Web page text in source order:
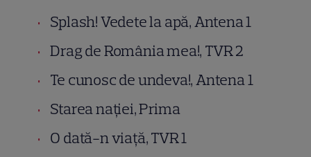
Splash! Vedete la apă, Antena 1
Drag de România mea!, TVR 2
Te cunosc de undeva!, Antena 1
Starea nației, Prima
O dată-n viață, TVR 1